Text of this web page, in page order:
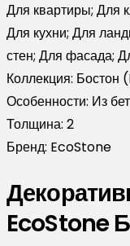
Для квартиры; Для
Для кухни; Для
стен; Для фасада;
Коллекция: Бостон
Особенности: Из
Толщина: 2
Бренд: EcoStone
EcoStone